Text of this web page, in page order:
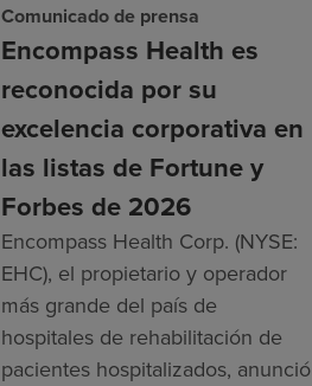
Comunicado de prensa
Encompass Health es
reconocida por su
excelencia corporativa en
las listas de Fortune y
Forbes de 2026
Encompass Health Corp. (NYSE:
EHC), el propietario y operador
más grande del país de
hospitales de rehabilitación de
pacientes hospitalizados, anunció